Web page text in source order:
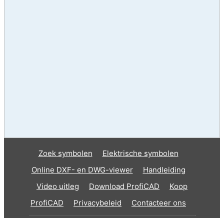
Zoek symbolen
Elektrische symbolen
Online DXF- en DWG-viewer
Handleiding
Video uitleg
Download ProfiCAD
Koop
ProfiCAD
Privacybeleid Contacteer ons